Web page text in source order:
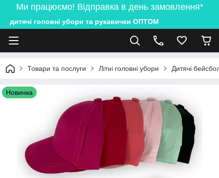
Ми працюємо! Відправка в день замовлення*
дитячі головні убори та рукавички ОПТОМ
Товари та послуги Літні головні убори Дитячі
Новинка